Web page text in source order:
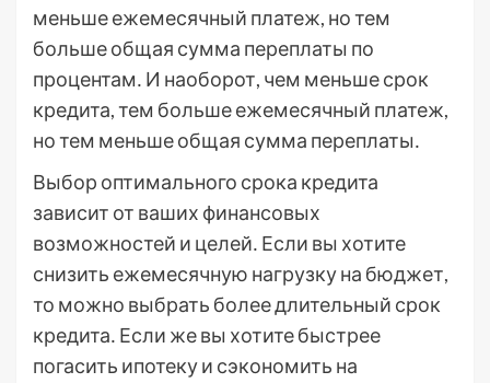
меньше ежемесячный платеж, но тем
больше общая сумма переплаты по
процентам․ И наоборот, чем меньше срок
кредита, тем больше ежемесячный платеж,
но тем меньше общая сумма переплаты․
Выбор оптимального срока кредита
зависит от ваших финансовых
возможностей и целей․ Если вы хотите
снизить ежемесячную нагрузку на бюджет,
то можно выбрать более длительный срок
кредита․ Если же вы хотите быстрее
погасить ипотеку и сэкономить на